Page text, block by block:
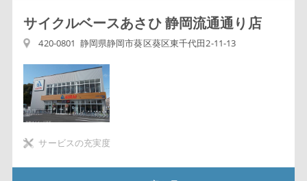
サイクルベースあさひ 静岡流通通り店
420-0801 静岡県静岡市葵区葵区東千代田2-11-13
サービスの充実度